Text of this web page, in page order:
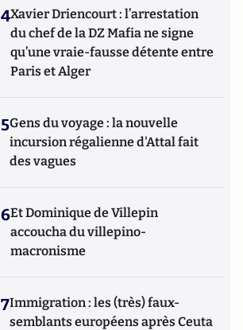
4Xavier Driencourt : l’arrestation
du chef de la DZ Mafia ne signe
qu’une vraie-fausse détente entre
Paris et Alger
5Gens du voyage : la nouvelle
incursion régalienne d'Attal fait
des vagues
6Et Dominique de Villepin
accoucha du villepino-
macronisme
7Immigration : les (très) faux-
semblants européens après Ceuta